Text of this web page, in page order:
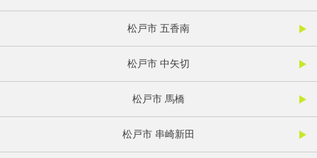
松戸市 五香南
松戸市 中矢切
松戸市 馬橋
松戸市 串崎新田